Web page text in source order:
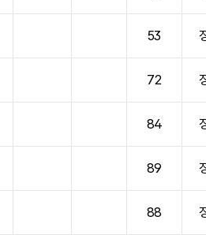
53
72
84
89
88